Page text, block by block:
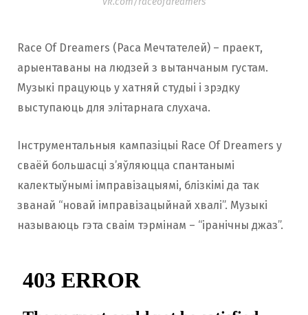
Race Of Dreamers (Раса Мечтателей) – праект,
арыентаваны на людзей з вытанчаным густам.
Музыкі працуюць у хатняй студыі і зрэдку
выступаюць для элітарнага слухача.
Інструментальныя кампазіцыі Race Of Dreamers у
сваёй большасці з’яўляюцца спантанымі
калектыўнымі імправізацыямі, блізкімі да так
званай “новай імправізацыйнай хвалі”. Музыкі
называюць гэта сваім тэрмінам – “іранічны джаз”.